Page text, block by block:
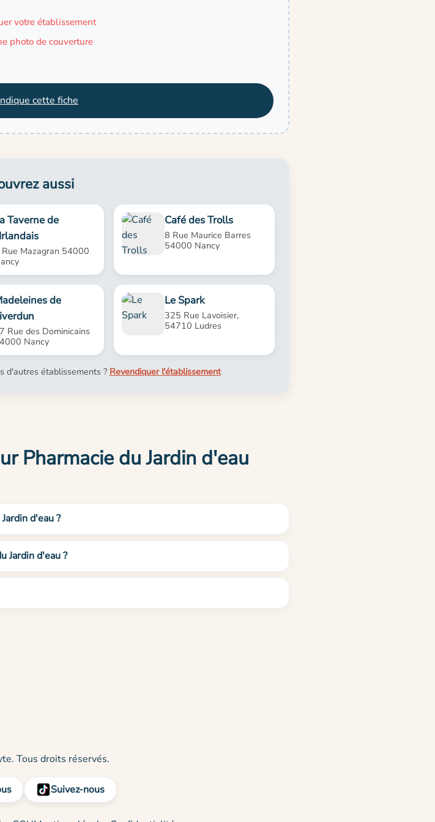
votre établissement
photo de couverture
cette fiche
aussi
Taverne de
Mazagran 54000
Café des Trolls
8 Rue Maurice Barres
54000 Nancy
de
Rue des Dominicains
Nancy
Le Spark
325 Rue Lavoisier,
54710 Ludres
d'autres établissements ? Revendiquer l'établissement
Pharmacie du Jardin d'eau
d'eau ?
Jardin d'eau ?
Tous droits réservés.
Suivez-nous